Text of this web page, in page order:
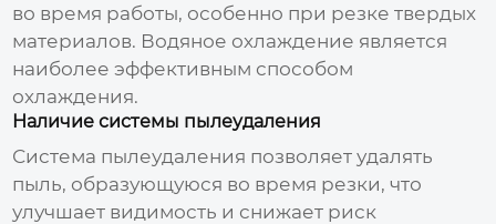
во время работы, особенно при резке твердых
материалов. Водяное охлаждение является
наиболее эффективным способом
охлаждения.
Наличие системы пылеудаления
Система пылеудаления позволяет удалять
пыль, образующуюся во время резки, что
улучшает видимость и снижает риск